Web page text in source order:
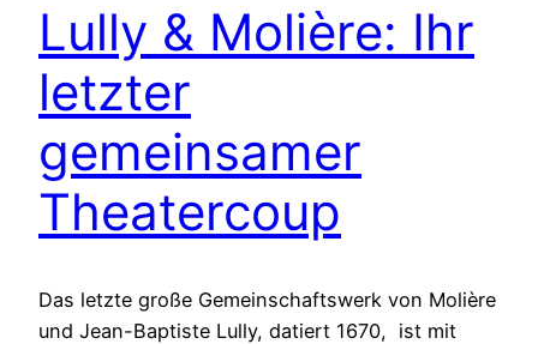
Lully & Molière: Ihr
letzter
gemeinsamer
Theatercoup
Das letzte große Gemeinschaftswerk von Molière
und Jean-Baptiste Lully, datiert 1670, ist mit